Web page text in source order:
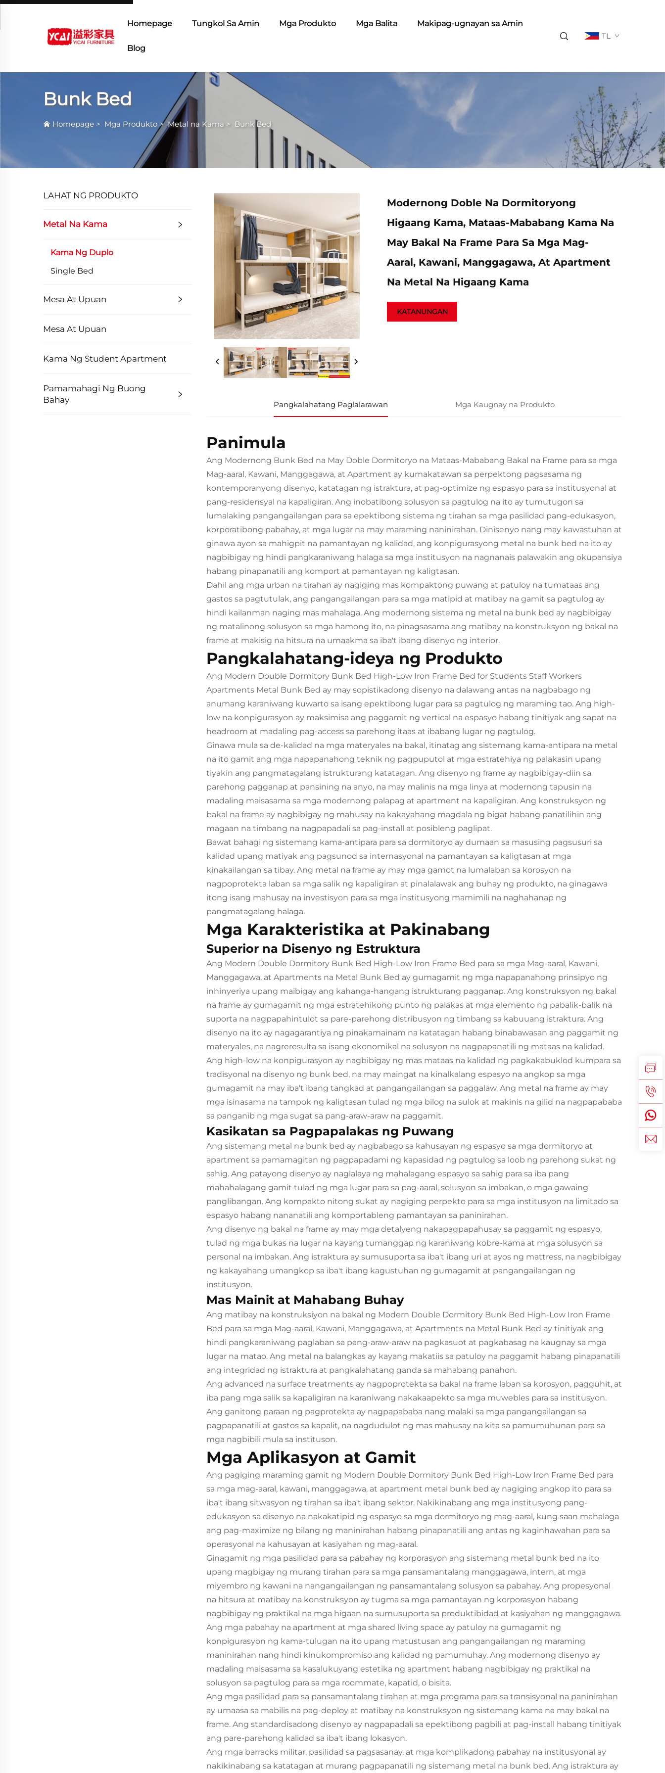
Homepage Tungkol Sa Amin Mga Produkto Mga Balita Makipag-ugnayan sa Amin
Blog
TL
Bunk Bed
Homepage > Mga Produkto > Metal na Kama > Bunk Bed
LAHAT NG PRODUKTO
Metal Na Kama
Kama Ng Duplo
Single Bed
Mesa At Upuan
Mesa At Upuan
Kama Ng Student Apartment
Pamamahagi Ng Buong
Bahay
Modernong Doble Na Dormitoryong
Higaang Kama, Mataas-Mababang Kama Na
May Bakal Na Frame Para Sa Mga Mag-
Aaral, Kawani, Manggagawa, At Apartment
Na Metal Na Higaang Kama
KATANUNGAN
Pangkalahatang Paglalarawan Mga Kaugnay na Produkto
Panimula
Ang Modernong Bunk Bed na May Doble Dormitoryo na Mataas-Mababang Bakal na Frame para sa mga
Mag-aaral, Kawani, Manggagawa, at Apartment ay kumakatawan sa perpektong pagsasama ng
kontemporanyong disenyo, katatagan ng istraktura, at pag-optimize ng espasyo para sa institusyonal at
pang-residensyal na kapaligiran. Ang inobatibong solusyon sa pagtulog na ito ay tumutugon sa
lumalaking pangangailangan para sa epektibong sistema ng tirahan sa mga pasilidad pang-edukasyon,
korporatibong pabahay, at mga lugar na may maraming naninirahan. Dinisenyo nang may kawastuhan at
ginawa ayon sa mahigpit na pamantayan ng kalidad, ang konpigurasyong metal na bunk bed na ito ay
nagbibigay ng hindi pangkaraniwang halaga sa mga institusyon na nagnanais palawakin ang okupansiya
habang pinapanatili ang komport at pamantayan ng kaligtasan.
Dahil ang mga urban na tirahan ay nagiging mas kompaktong puwang at patuloy na tumataas ang
gastos sa pagtutulak, ang pangangailangan para sa mga matipid at matibay na gamit sa pagtulog ay
hindi kailanman naging mas mahalaga. Ang modernong sistema ng metal na bunk bed ay nagbibigay
ng matalinong solusyon sa mga hamong ito, na pinagsasama ang matibay na konstruksyon ng bakal na
frame at makisig na hitsura na umaakma sa iba't ibang disenyo ng interior.
Pangkalahatang-ideya ng Produkto
Ang Modern Double Dormitory Bunk Bed High-Low Iron Frame Bed for Students Staff Workers
Apartments Metal Bunk Bed ay may sopistikadong disenyo na dalawang antas na nagbabago ng
anumang karaniwang kuwarto sa isang epektibong lugar para sa pagtulog ng maraming tao. Ang high-
low na konpigurasyon ay maksimisa ang paggamit ng vertical na espasyo habang tinitiyak ang sapat na
headroom at madaling pag-access sa parehong itaas at ibabang lugar ng pagtulog.
Ginawa mula sa de-kalidad na mga materyales na bakal, itinatag ang sistemang kama-antipara na metal
na ito gamit ang mga napapanahong teknik ng pagpuputol at mga estratehiya ng palakasin upang
tiyakin ang pangmatagalang istrukturang katatagan. Ang disenyo ng frame ay nagbibigay-diin sa
parehong pagganap at pansining na anyo, na may malinis na mga linya at modernong tapusin na
madaling maisasama sa mga modernong palapag at apartment na kapaligiran. Ang konstruksyon ng
bakal na frame ay nagbibigay ng mahusay na kakayahang magdala ng bigat habang panatilihin ang
magaan na timbang na nagpapadali sa pag-install at posibleng paglipat.
Bawat bahagi ng sistemang kama-antipara para sa dormitoryo ay dumaan sa masusing pagsusuri sa
kalidad upang matiyak ang pagsunod sa internasyonal na pamantayan sa kaligtasan at mga
kinakailangan sa tibay. Ang metal na frame ay may mga gamot na lumalaban sa korosyon na
nagpoprotekta laban sa mga salik ng kapaligiran at pinalalawak ang buhay ng produkto, na ginagawa
itong isang mahusay na investisyon para sa mga institusyong mamimili na naghahanap ng
pangmatagalang halaga.
Mga Karakteristika at Pakinabang
Superior na Disenyo ng Estruktura
Ang Modern Double Dormitory Bunk Bed High-Low Iron Frame Bed para sa mga Mag-aaral, Kawani,
Manggagawa, at Apartments na Metal Bunk Bed ay gumagamit ng mga napapanahong prinsipyo ng
inhinyeriya upang maibigay ang kahanga-hangang istrukturang pagganap. Ang konstruksyon ng bakal
na frame ay gumagamit ng mga estratehikong punto ng palakas at mga elemento ng pabalik-balik na
suporta na nagpapahintulot sa pare-parehong distribusyon ng timbang sa kabuuang istraktura. Ang
disenyo na ito ay nagagarantiya ng pinakamainam na katatagan habang binabawasan ang paggamit ng
materyales, na nagreresulta sa isang ekonomikal na solusyon na nagpapanatili ng mataas na kalidad.
Ang high-low na konpigurasyon ay nagbibigay ng mas mataas na kalidad ng pagkakabuklod kumpara sa
tradisyonal na disenyo ng bunk bed, na may maingat na kinalkalang espasyo na angkop sa mga
gumagamit na may iba't ibang tangkad at pangangailangan sa paggalaw. Ang metal na frame ay may
mga isinasama na tampok ng kaligtasan tulad ng mga bilog na sulok at makinis na gilid na nagpapababa
sa panganib ng mga sugat sa pang-araw-araw na paggamit.
Kasikatan sa Pagpapalakas ng Puwang
Ang sistemang metal na bunk bed ay nagbabago sa kahusayan ng espasyo sa mga dormitoryo at
apartment sa pamamagitan ng pagpapadami ng kapasidad ng pagtulog sa loob ng parehong sukat ng
sahig. Ang patayong disenyo ay naglalaya ng mahalagang espasyo sa sahig para sa iba pang
mahahalagang gamit tulad ng mga lugar para sa pag-aaral, solusyon sa imbakan, o mga gawaing
panglibangan. Ang kompakto nitong sukat ay nagiging perpekto para sa mga institusyon na limitado sa
espasyo habang nananatili ang komportableng pamantayan sa paninirahan.
Ang disenyo ng bakal na frame ay may mga detalyeng nakapagpapahusay sa paggamit ng espasyo,
tulad ng mga bukas na lugar na kayang tumanggap ng karaniwang kobre-kama at mga solusyon sa
personal na imbakan. Ang istraktura ay sumusuporta sa iba't ibang uri at ayos ng mattress, na nagbibigay
ng kakayahang umangkop sa iba't ibang kagustuhan ng gumagamit at pangangailangan ng
institusyon.
Mas Mainit at Mahabang Buhay
Ang matibay na konstruksiyon na bakal ng Modern Double Dormitory Bunk Bed High-Low Iron Frame
Bed para sa mga Mag-aaral, Kawani, Manggagawa, at Apartments na Metal Bunk Bed ay tinitiyak ang
hindi pangkaraniwang paglaban sa pang-araw-araw na pagkasuot at pagkabasag na kaugnay sa mga
lugar na matao. Ang metal na balangkas ay kayang makatiis sa patuloy na paggamit habang pinapanatili
ang integridad ng istraktura at pangkalahatang ganda sa mahabang panahon.
Ang advanced na surface treatments ay nagpoprotekta sa bakal na frame laban sa korosyon, pagguhit, at
iba pang mga salik sa kapaligiran na karaniwang nakakaapekto sa mga muwebles para sa institusyon.
Ang ganitong paraan ng pagprotekta ay nagpapababa nang malaki sa mga pangangailangan sa
pagpapanatili at gastos sa kapalit, na nagdudulot ng mas mahusay na kita sa pamumuhunan para sa
mga nagbibili mula sa instituson.
Mga Aplikasyon at Gamit
Ang pagiging maraming gamit ng Modern Double Dormitory Bunk Bed High-Low Iron Frame Bed para
sa mga mag-aaral, kawani, manggagawa, at apartment metal bunk bed ay nagiging angkop ito para sa
iba't ibang sitwasyon ng tirahan sa iba't ibang sektor. Nakikinabang ang mga institusyong pang-
edukasyon sa disenyo na nakakatipid ng espasyo sa mga dormitoryo ng mag-aaral, kung saan mahalaga
ang pag-maximize ng bilang ng maninirahan habang pinapanatili ang antas ng kaginhawahan para sa
operasyonal na kahusayan at kasiyahan ng mag-aaral.
Ginagamit ng mga pasilidad para sa pabahay ng korporasyon ang sistemang metal bunk bed na ito
upang magbigay ng murang tirahan para sa mga pansamantalang manggagawa, intern, at mga
miyembro ng kawani na nangangailangan ng pansamantalang solusyon sa pabahay. Ang propesyonal
na hitsura at matibay na konstruksyon ay tugma sa mga pamantayan ng korporasyon habang
nagbibigay ng praktikal na mga higaan na sumusuporta sa produktibidad at kasiyahan ng manggagawa.
Ang mga pabahay na apartment at mga shared living space ay patuloy na gumagamit ng
konpigurasyon ng kama-tulugan na ito upang matustusan ang pangangailangan ng maraming
maninirahan nang hindi kinukompromiso ang kalidad ng pamumuhay. Ang modernong disenyo ay
madaling maisasama sa kasalukuyang estetika ng apartment habang nagbibigay ng praktikal na
solusyon sa pagtulog para sa mga roommate, kapatid, o bisita.
Ang mga pasilidad para sa pansamantalang tirahan at mga programa para sa transisyonal na paninirahan
ay umaasa sa mabilis na pag-deploy at matibay na konstruksyon ng sistemang kama na may bakal na
frame. Ang standardisadong disenyo ay nagpapadali sa epektibong pagbili at pag-install habang tinitiyak
ang pare-parehong kalidad sa iba't ibang lokasyon.
Ang mga barracks militar, pasilidad sa pagsasanay, at mga komplikadong pabahay na institusyonal ay
nakikinabang sa katatagan at murang pagpapanatili ng sistemang metal na bunk bed. Ang istraktura ay